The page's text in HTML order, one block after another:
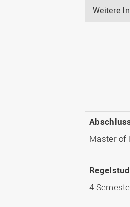
Weitere
Abschluss
Master of
4